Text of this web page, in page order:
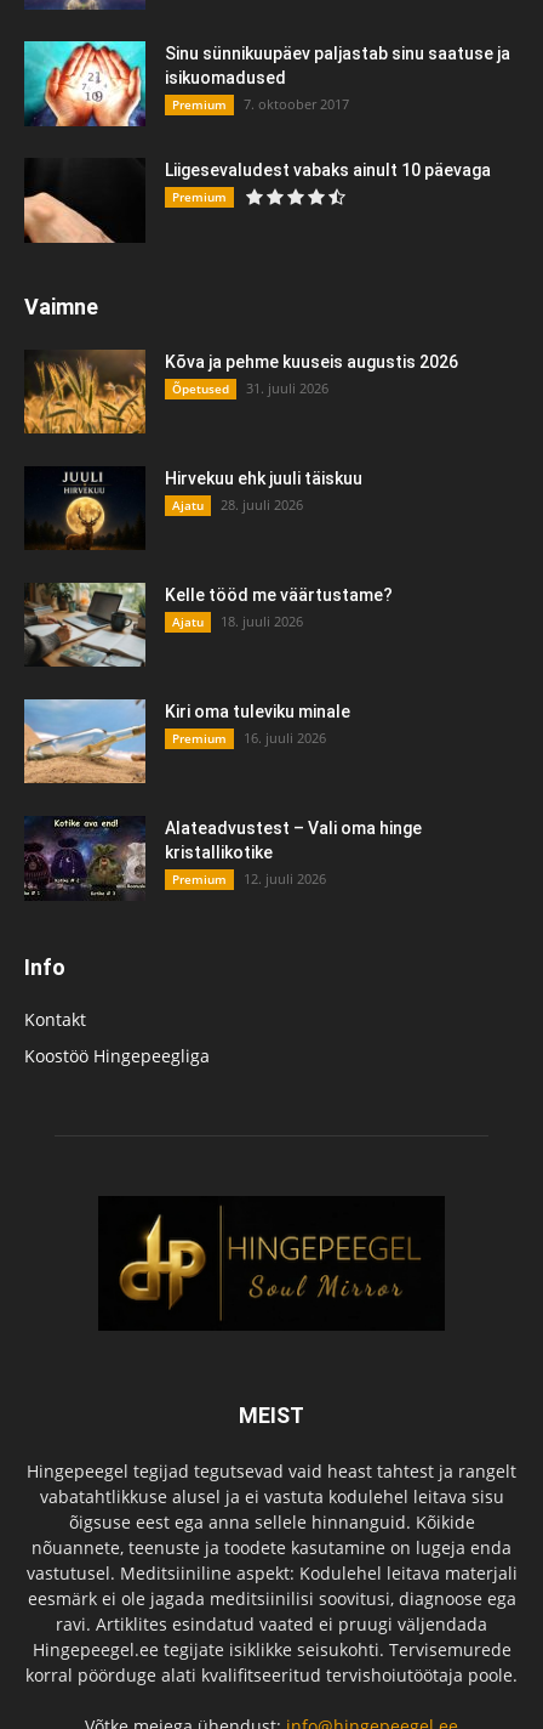
Sinu sünnikuupäev paljastab sinu saatuse ja
isikuomadused
Premium 7. oktoober 2017
Liigesevaludest vabaks ainult 10 päevaga
Premium
Vaimne
Kõva ja pehme kuuseis augustis 2026
Õpetused 31. juuli 2026
Hirvekuu ehk juuli täiskuu
Ajatu 28. juuli 2026
Kelle tööd me väärtustame?
Ajatu 18. juuli 2026
Kiri oma tuleviku minale
Premium 16. juuli 2026
Alateadvustest – Vali oma hinge
kristallikotike
Premium 12. juuli 2026
Info
Kontakt
Koostöö Hingepeegliga
MEIST
Hingepeegel tegijad tegutsevad vaid heast tahtest ja rangelt
vabatahtlikkuse alusel ja ei vastuta kodulehel leitava sisu
õigsuse eest ega anna sellele hinnanguid. Kõikide
nõuannete, teenuste ja toodete kasutamine on lugeja enda
vastutusel. Meditsiiniline aspekt: Kodulehel leitava materjali
eesmärk ei ole jagada meditsiinilisi soovitusi, diagnoose ega
ravi. Artiklites esindatud vaated ei pruugi väljendada
Hingepeegel.ee tegijate isiklikke seisukohti. Tervisemurede
korral pöörduge alati kvalifitseeritud tervishoiutöötaja poole.